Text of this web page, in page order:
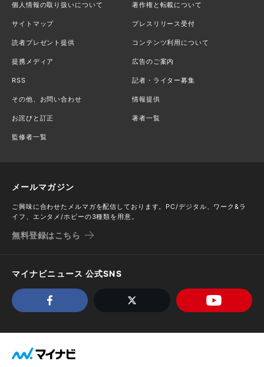
個人情報の取り扱いについて 著作権と転載について
サイトマップ プレスリリース受付
読者プレゼント提供 コンテンツ利用について
提携メディア 広告のご案内
RSS 記者・ライター募集
その他、お問い合わせ 情報提供
お詫びと訂正 著者一覧
監修者一覧
メールマガジン
ご興味に合わせたメルマガを配信しております。PC/デジタル、ワーク&ラ
イフ、エンタメ/ホビーの3種類を用意。
無料登録はこちら
マイナビニュース 公式SNS